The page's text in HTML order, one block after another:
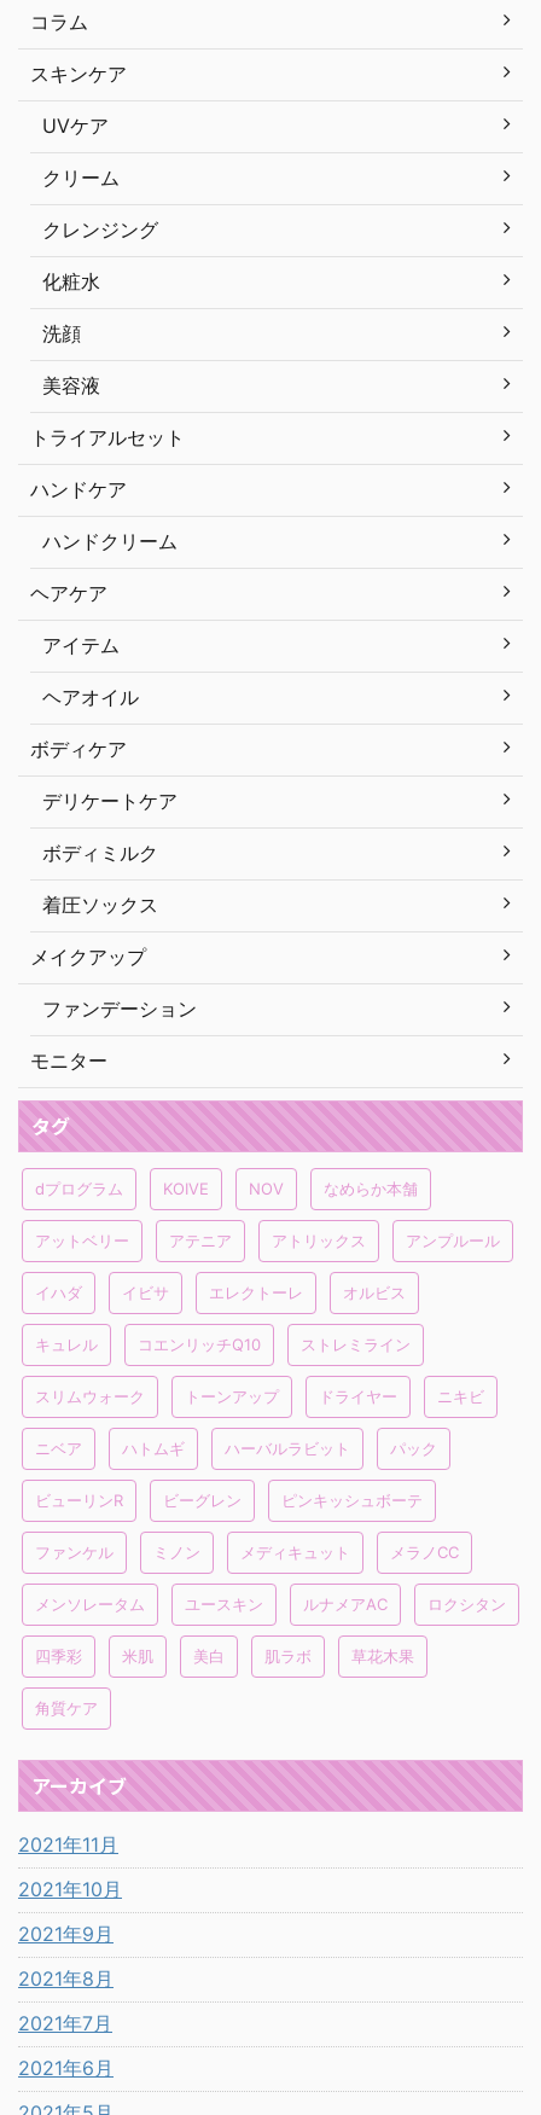
コラム
スキンケア
UVケア
クリーム
クレンジング
化粧水
洗顔
美容液
トライアルセット
ハンドケア
ハンドクリーム
ヘアケア
アイテム
ヘアオイル
ボディケア
デリケートケア
ボディミルク
着圧ソックス
メイクアップ
ファンデーション
モニター
タグ
dプログラム KOIVE NOV なめらか本舗
アットベリー アテニア アトリックス アンプルール
イハダ イビサ エレクトーレ オルビス
キュレル コエンリッチQ10 ストレミライン
スリムウォーク トーンアップ ドライヤー ニキビ
ニベア ハトムギ ハーバルラビット パック
ビューリンR ビーグレン ピンキッシュボーテ
ファンケル ミノン メディキュット メラノCC
メンソレータム ユースキン ルナメアAC ロクシタン
四季彩 米肌 美白 肌ラボ 草花木果
角質ケア
アーカイブ
2021年11月
2021年10月
2021年9月
2021年8月
2021年7月
2021年6月